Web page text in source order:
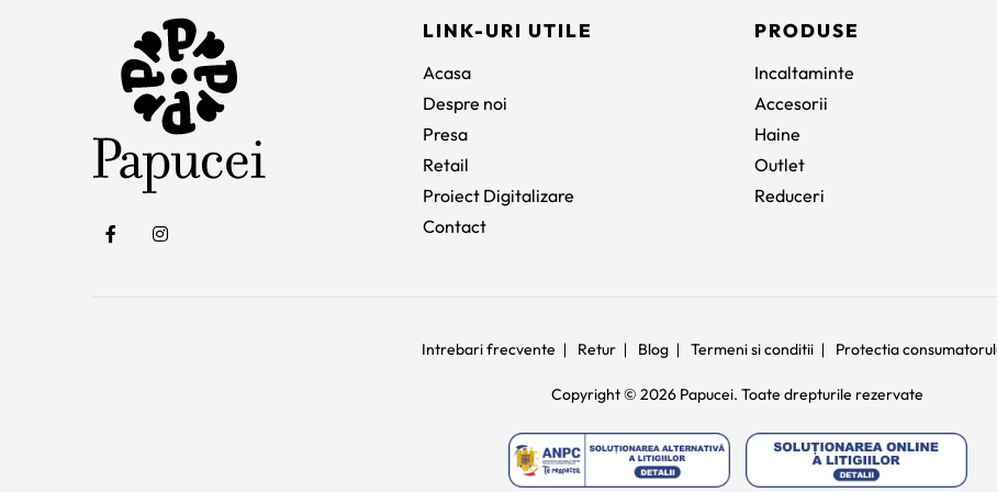
LINK-URI UTILE
Acasa
Despre noi
Presa
Retail
Proiect Digitalizare
Contact
PRODUSE
Incaltaminte
Accesorii
Haine
Outlet
Reduceri
Intrebari frecvente Retur Blog Termeni si conditii Protectia
Copyright © 2026 Papucei. Toate drepturile rezervate